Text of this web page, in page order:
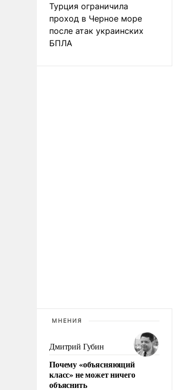
Турция ограничила
проход в Черное море
после атак украинских
БПЛА
МНЕНИЯ
Дмитрий Губин
Почему «объясняющий
класс» не может ничего
объяснить